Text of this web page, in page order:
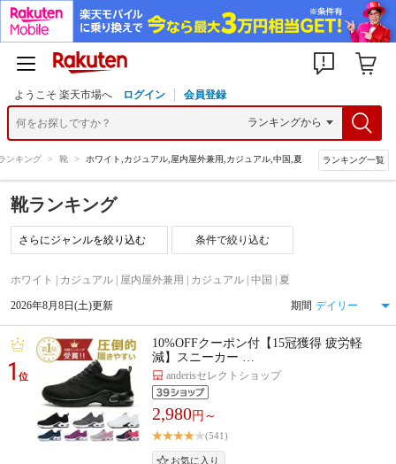
ようこそ 楽天市場へ ログイン 会員登録
ンキング > 靴 > ホワイト,カジュアル,屋内屋外兼用,カジュアル,中国,夏 ランキング一覧
靴ランキング
条件で絞り込む
ホワイト | カジュアル | 屋内屋外兼用 | カジュアル | 中国 | 夏
2026年8月8日(土)更新 期間
1位
10%OFFクーポン付【15冠獲得 疲労軽
減】スニーカー …
anderisセレクトショップ
2,980円～
(541)